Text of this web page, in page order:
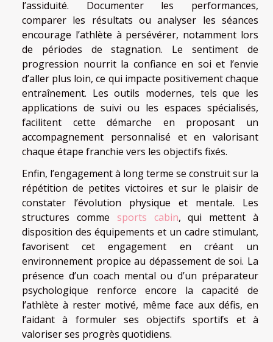
l’assiduité. Documenter les performances,
comparer les résultats ou analyser les séances
encourage l’athlète à persévérer, notamment lors
de périodes de stagnation. Le sentiment de
progression nourrit la confiance en soi et l’envie
d’aller plus loin, ce qui impacte positivement chaque
entraînement. Les outils modernes, tels que les
applications de suivi ou les espaces spécialisés,
facilitent cette démarche en proposant un
accompagnement personnalisé et en valorisant
chaque étape franchie vers les objectifs fixés.
Enfin, l’engagement à long terme se construit sur la
répétition de petites victoires et sur le plaisir de
constater l’évolution physique et mentale. Les
structures comme sports cabin, qui mettent à
disposition des équipements et un cadre stimulant,
favorisent cet engagement en créant un
environnement propice au dépassement de soi. La
présence d’un coach mental ou d’un préparateur
psychologique renforce encore la capacité de
l’athlète à rester motivé, même face aux défis, en
l’aidant à formuler ses objectifs sportifs et à
valoriser ses progrès quotidiens.